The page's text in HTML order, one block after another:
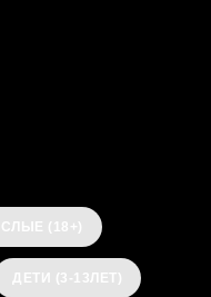
(18+)
ДЕТИ (3-13ЛЕТ)